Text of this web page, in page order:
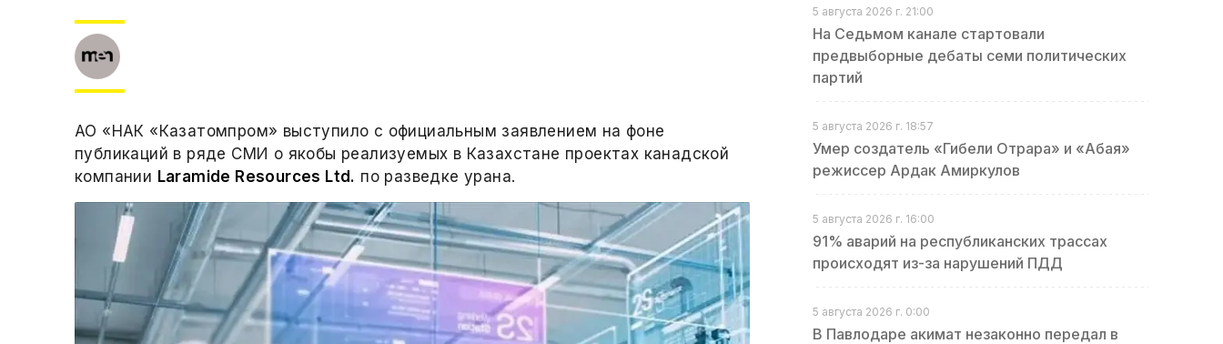
АО «НАК «Казатомпром» выступило с официальным заявлением на фоне
публикаций в ряде СМИ о якобы реализуемых в Казахстане проектах канадской
компании Laramide Resources Ltd. по разведке урана.
5 августа 2026 г. 21:00
На Седьмом канале стартовали
предвыборные дебаты семи политических
партий
5 августа 2026 г. 18:57
Умер создатель «Гибели Отрара» и «Абая»
режиссер Ардак Амиркулов
5 августа 2026 г. 16:00
91% аварий на республиканских трассах
происходят из-за нарушений ПДД
5 августа 2026 г. 0:00
В Павлодаре акимат незаконно передал в